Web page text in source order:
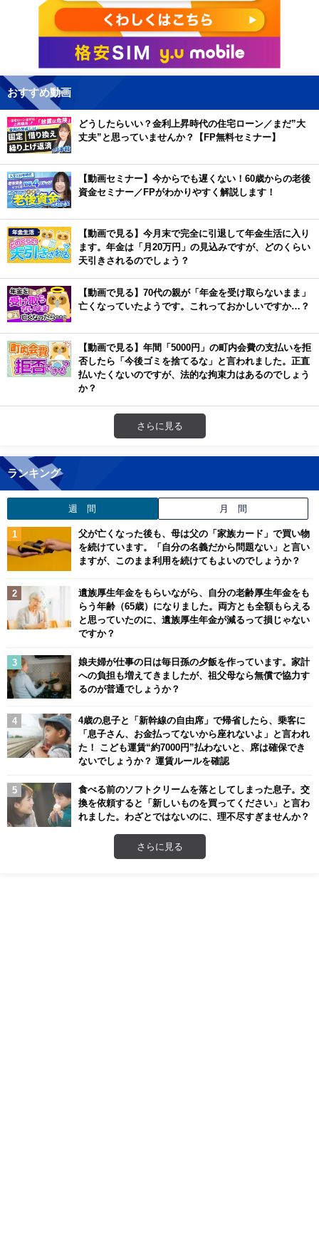
おすすめ動画
どうしたらいい？金利上昇時代の住宅ローン／まだ”大
丈夫”と思っていませんか？【FP無料セミナー】
【動画セミナー】今からでも遅くない！60歳からの老後
資金セミナー／FPがわかりやすく解説します！
【動画で見る】今月末で完全に引退して年金生活に入り
ます。年金は「月20万円」の見込みですが、どのくらい
天引きされるのでしょう？
【動画で見る】70代の親が「年金を受け取らないまま」
亡くなっていたようです。これっておかしいですか…？
【動画で見る】年間「5000円」の町内会費の支払いを拒
否したら「今後ゴミを捨てるな」と言われました。正直
払いたくないのですが、法的な拘束力はあるのでしょう
か？
さらに見る
ランキング
週 間 月 間
父が亡くなった後も、母は父の「家族カード」で買い物
を続けています。「自分の名義だから問題ない」と言い
ますが、このまま利用を続けてもよいのでしょうか？
遺族厚生年金をもらいながら、自分の老齢厚生年金をも
らう年齢（65歳）になりました。両方とも全額もらえる
と思っていたのに、遺族厚生年金が減るって損じゃない
ですか？
娘夫婦が仕事の日は毎日孫の夕飯を作っています。家計
への負担も増えてきましたが、祖父母なら無償で協力す
るのが普通でしょうか？
4歳の息子と「新幹線の自由席」で帰省したら、乗客に
「息子さん、お金払ってないから座れないよ」と言われ
た！ こども運賃“約7000円”払わないと、席は確保でき
ないでしょうか？ 運賃ルールを確認
食べる前のソフトクリームを落としてしまった息子。交
換を依頼すると「新しいものを買ってください」と言わ
れました。わざとではないのに、理不尽すぎませんか？
さらに見る